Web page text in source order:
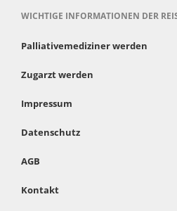
WICHTIGE INFORMATIONEN DER
Palliativemediziner werden
Zugarzt werden
Impressum
Datenschutz
AGB
Kontakt